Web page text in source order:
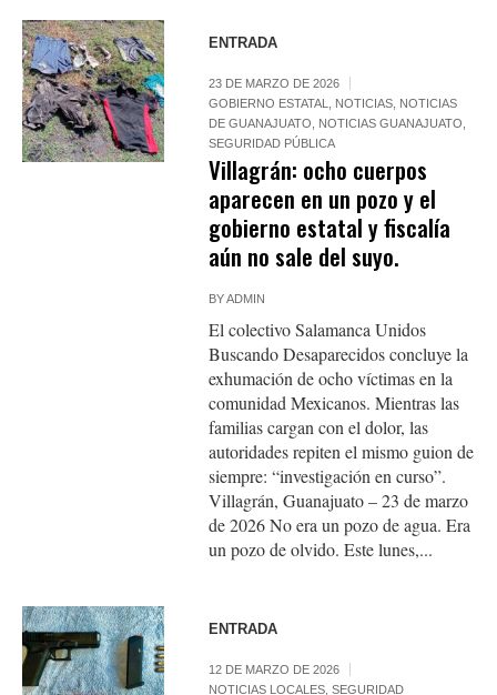
ENTRADA
23 DE MARZO DE 2026
GOBIERNO ESTATAL
NOTICIAS NOTICIAS
DE GUANAJUATO
NOTICIAS GUANAJUATO
SEGURIDAD PÚBLICA
Villagrán: ocho cuerpos
aparecen en un pozo y el
gobierno estatal y fiscalía
aún no sale del suyo.
BYADMIN
El colectivo Salamanca Unidos
Buscando Desaparecidos concluye la
exhumación de ocho víctimas en la
comunidad Mexicanos. Mientras las
familias cargan con el dolor, las
autoridades repiten el mismo guion de
siempre: “investigación en curso”.
Villagrán, Guanajuato – 23 de marzo
de 2026 No era un pozo de agua. Era
un pozo de olvido. Este lunes,...
ENTRADA
12 DE MARZO DE 2026
NOTICIAS LOCALES ,SEGURIDAD